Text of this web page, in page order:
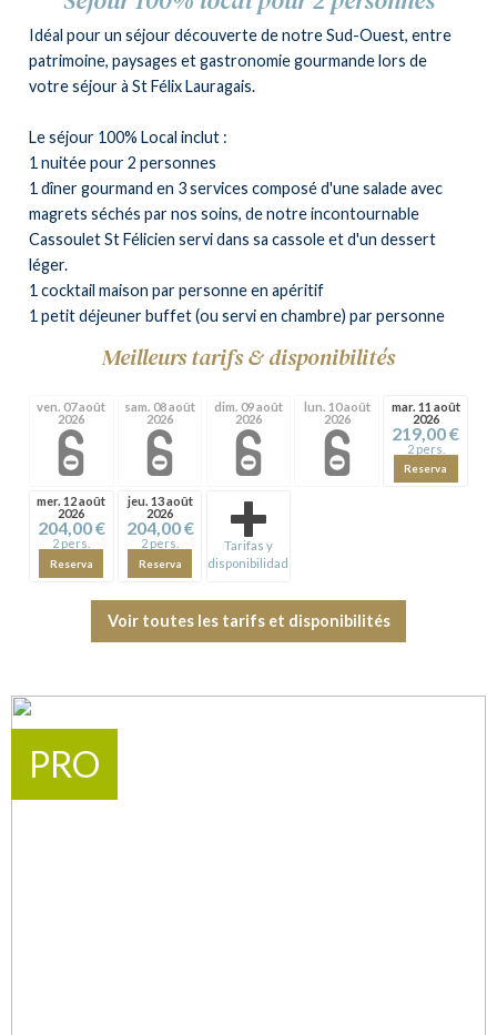
Idéal pour un séjour découverte de notre Sud-Ouest, entre
patrimoine, paysages et gastronomie gourmande lors de
votre séjour à St Félix Lauragais.
Le séjour 100% Local inclut :
1 nuitée pour 2 personnes
1 dîner gourmand en 3 services composé d'une salade avec
magrets séchés par nos soins, de notre incontournable
Cassoulet St Félicien servi dans sa cassole et d'un dessert
léger.
1 cocktail maison par personne en apéritif
1 petit déjeuner buffet (ou servi en chambre) par personne
Meilleurs tarifs & disponibilités
ven. 07 août
2026
sam. 08 août
2026
dim. 09 août
2026
lun. 10 août
2026
mar. 11 août
2026
219,00 €
2 pers.
Reserva
mer. 12 août
2026
204,00 €
2 pers.
Reserva
jeu. 13 août
2026
204,00 €
2 pers.
Reserva
Tarifas y
disponibilidad
Voir toutes les tarifs et disponibilités